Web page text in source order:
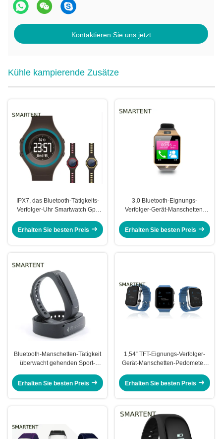
Kontaktieren Sie uns jetzt
Kühle kampierende Zusätze
IPX7, das Bluetooth-Tätigkeits-
Verfolger-Uhr Smartwatch Gps
lässt
Erhalten Sie besten Preis
3,0 Bluetooth-Eignungs-
Verfolger-Gerät-Manschetten-
überwacht
Erhalten Sie besten Preis
Bluetooth-Manschetten-Tätigkeit
überwacht gehenden Sport-
Eignungs-Verfolger
Erhalten Sie besten Preis
1,54“ TFT-Eignungs-Verfolger-
Gerät-Manschetten-Pedometer-
Erhalten Sie besten Preis